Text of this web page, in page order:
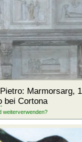
Marmorsarg,
bei Cortona